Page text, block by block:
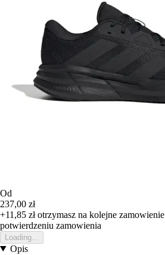
Od
237,00 zł
+11,85 złotrzymasz na kolejne zamowienie
potwierdzeniu zamowienia
Loading...
Opis